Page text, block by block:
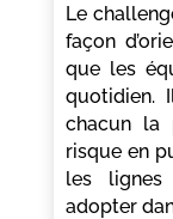
Le
façon
que les
quotidien.
chacun la
risque en
les
adopter